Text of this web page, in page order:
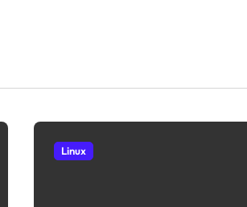
Linux